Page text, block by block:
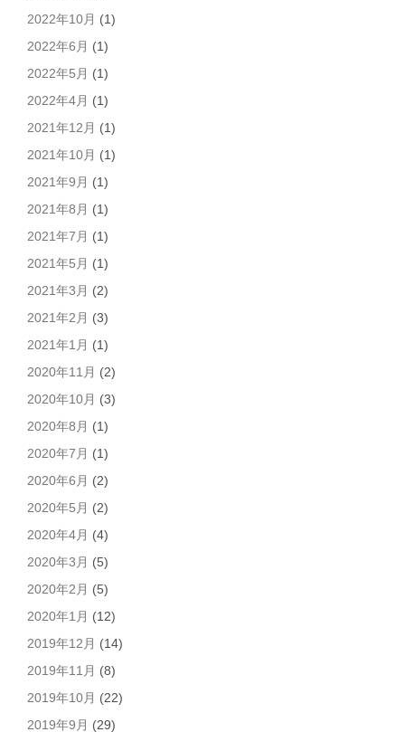
2022年10月 (1)
2022年6月 (1)
2022年5月 (1)
2022年4月 (1)
2021年12月 (1)
2021年10月 (1)
2021年9月 (1)
2021年8月 (1)
2021年7月 (1)
2021年5月 (1)
2021年3月 (2)
2021年2月 (3)
2021年1月 (1)
2020年11月 (2)
2020年10月 (3)
2020年8月 (1)
2020年7月 (1)
2020年6月 (2)
2020年5月 (2)
2020年4月 (4)
2020年3月 (5)
2020年2月 (5)
2020年1月 (12)
2019年12月 (14)
2019年11月 (8)
2019年10月 (22)
2019年9月 (29)